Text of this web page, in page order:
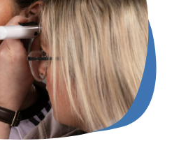
Auditivos
Servicios
y subvenciones
Contacto
de descuento en tus
audífonos
E-mail